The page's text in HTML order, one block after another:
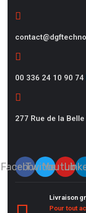
00 336 24 10 90 74
277 Rue de la
Facebook
TwitterYoutube
Livraison
Pour tout